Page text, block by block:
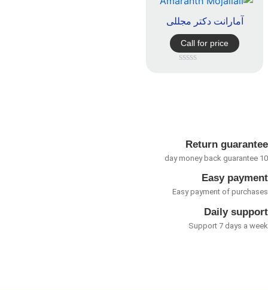
آمارانت دکتر مجللی
Call for price
Return
Easy
Easy payment of
Daily
Support 7 days a